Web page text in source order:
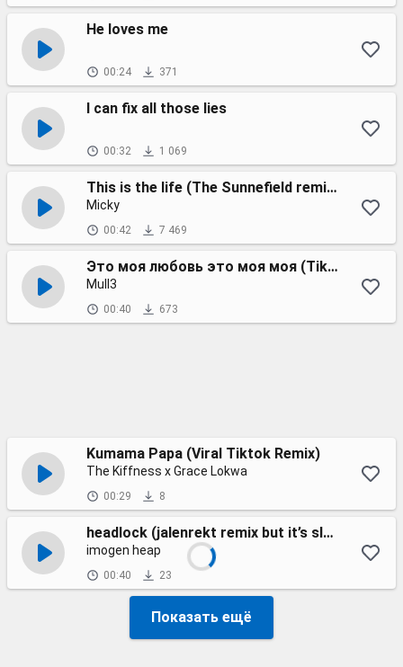
He loves me
00:24 371
I can fix all those lies
00:32 1 069
This is the life (The Sunnefield remix)
Micky
00:42 7 469
Это моя любовь это моя моя (Tik Tok speed up remix)
Mull3
00:40 673
Kumama Papa (Viral Tiktok Remix)
The Kiffness x Grace Lokwa
00:29 8
headlock (jalenrekt remix but it’s slowed)
imogen heap
00:40 23
Показать ещё